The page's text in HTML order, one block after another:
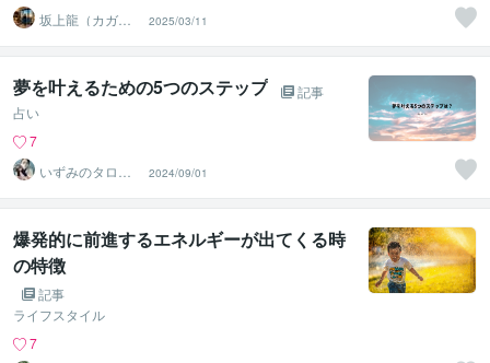
坂上龍（カガ
リ）＠心の万事
屋
2025/03/11
夢を叶えるための5つのステップ
記事
占い
7
いずみのタロッ
ト×星読み
2024/09/01
爆発的に前進するエネルギーが出てくる時
の特徴
記事
ライフスタイル
7